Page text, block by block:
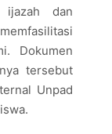
ijazah dan
Dokumen
tersebut
Unpad